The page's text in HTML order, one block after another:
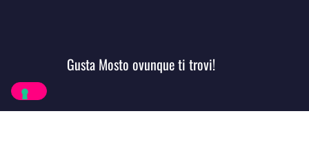
Gusta Mosto ovunque ti trovi!